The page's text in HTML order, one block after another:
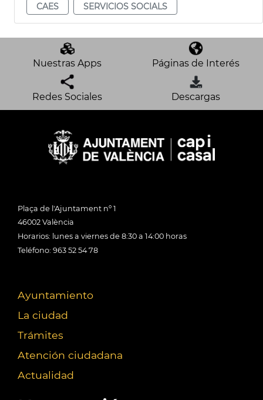
CAES
SERVICIOS SOCIALS
Nuestras Apps Páginas de Interés
Redes Sociales Descargas
Plaça de l'Ajuntament nº 1
46002 València
Horarios: lunes a viernes de 8:30 a 14:00 horas
Teléfono: 963 52 54 78
Ayuntamiento
La ciudad
Trámites
Atención ciudadana
Actualidad